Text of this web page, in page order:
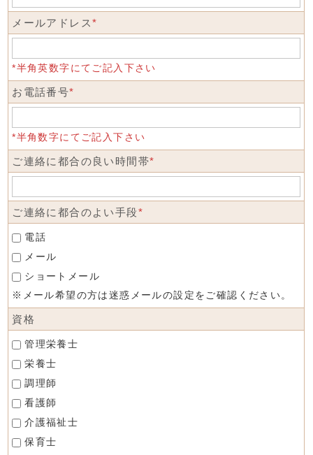
メールアドレス*
*半角英数字にてご記入下さい
お電話番号*
*半角数字にてご記入下さい
ご連絡に都合の良い時間帯*
ご連絡に都合のよい手段*
電話
メール
ショートメール
※メール希望の方は迷惑メールの設定をご確認ください。
資格
管理栄養士
栄養士
調理師
看護師
介護福祉士
保育士